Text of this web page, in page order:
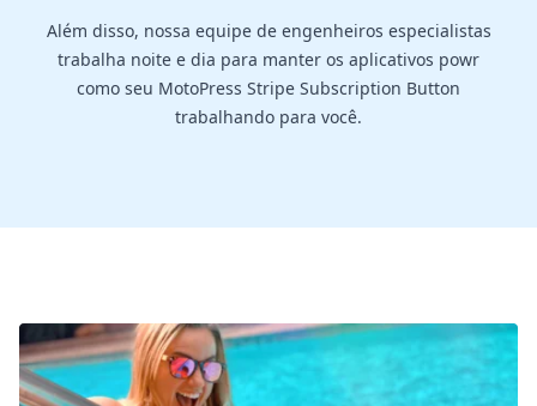
Além disso, nossa equipe de engenheiros especialistas
trabalha noite e dia para manter os aplicativos powr
como seu MotoPress Stripe Subscription Button
trabalhando para você.